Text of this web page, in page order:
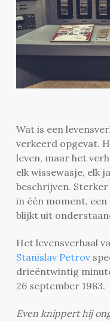
Wat is een
verkeerd opgevat.
leven, maar het
elk wissewasje, elk
beschrijven.
in één moment,
blijkt uit
Het levensverhaal
Stanislav Petrov
drieëntwintig
26 september
Even knippert hij